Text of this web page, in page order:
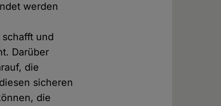
werden
und
Darüber
die
sicheren
die